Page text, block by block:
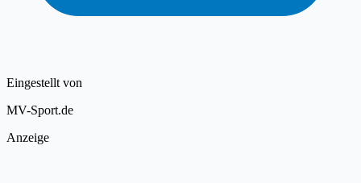
Eingestellt von
MV-Sport.de
Anzeige